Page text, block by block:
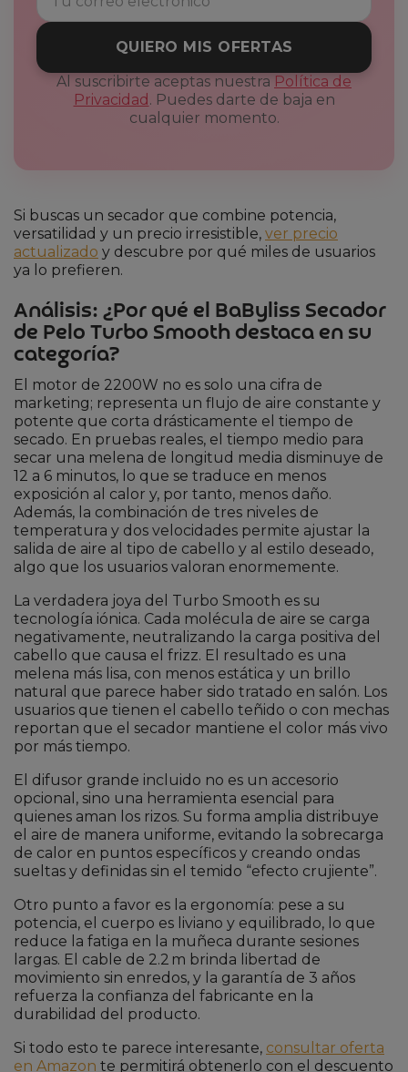
QUIERO MIS OFERTAS
Al suscribirte aceptas nuestra Política de
Privacidad . Puedes darte de baja en
cualquier momento.
Si buscas un secador que combine potencia,
versatilidad y un precio irresistible, ver precio
actualizado y descubre por qué miles de usuarios
ya lo prefieren.
Análisis: ¿Por qué el BaByliss Secador
de Pelo Turbo Smooth destaca en su
categoría?
El motor de 2200W no es solo una cifra de
marketing; representa un flujo de aire constante y
potente que corta drásticamente el tiempo de
secado. En pruebas reales, el tiempo medio para
secar una melena de longitud media disminuye de
12 a 6 minutos, lo que se traduce en menos
exposición al calor y, por tanto, menos daño.
Además, la combinación de tres niveles de
temperatura y dos velocidades permite ajustar la
salida de aire al tipo de cabello y al estilo deseado,
algo que los usuarios valoran enormemente.
La verdadera joya del Turbo Smooth es su
tecnología iónica. Cada molécula de aire se carga
negativamente, neutralizando la carga positiva del
cabello que causa el frizz. El resultado es una
melena más lisa, con menos estática y un brillo
natural que parece haber sido tratado en salón. Los
usuarios que tienen el cabello teñido o con mechas
reportan que el secador mantiene el color más vivo
por más tiempo.
El difusor grande incluido no es un accesorio
opcional, sino una herramienta esencial para
quienes aman los rizos. Su forma amplia distribuye
el aire de manera uniforme, evitando la sobrecarga
de calor en puntos específicos y creando ondas
sueltas y definidas sin el temido “efecto crujiente”.
Otro punto a favor es la ergonomía: pese a su
potencia, el cuerpo es liviano y equilibrado, lo que
reduce la fatiga en la muñeca durante sesiones
largas. El cable de 2.2 m brinda libertad de
movimiento sin enredos, y la garantía de 3 años
refuerza la confianza del fabricante en la
durabilidad del producto.
Si todo esto te parece interesante, consultar oferta
en Amazon te permitirá obtenerlo con el descuento